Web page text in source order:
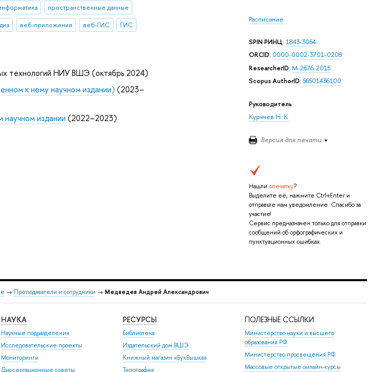
Расписание
SPIN РИНЦ: 1843-3054
ORCID: 0000-0002-3701-0208
ResearcherID: M-2676-2015
Scopus AuthorID: 56501436100
Руководитель
Куричев Н. К.
Версия для печати
Нашли опечатку?
Выделите её, нажмите Ctrl+Enter и
отправьте нам уведомление. Спасибо за
участие!
Сервис предназначен только для отправки
сообщений об орфографических и
пунктуационных ошибках.
пространственные данные
веб-приложения веб-ГИС ГИС
технологий НИУ ВШЭ (октябрь 2024)
к нему научном издании) (2023–
издании (2022–2023)
→ Преподаватели и сотрудники → Медведев Андрей Александрович
НАУКА
Научные подразделения
Исследовательские проекты
Мониторинги
Диссертационные советы
РЕСУРСЫ
Библиотека
Издательский дом ВШЭ
Книжный магазин «БукВышка»
Типография
ПОЛЕЗНЫЕ ССЫЛКИ
Министерство науки и высшего
образования РФ
Министерство просвещения РФ
Массовые открытые онлайн-курсы